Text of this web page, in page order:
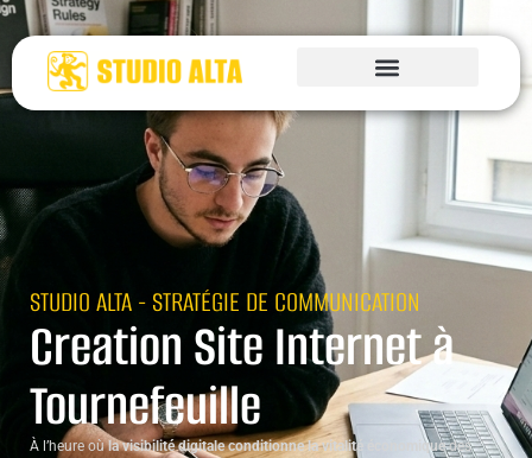
STUDIO ALTA - STRATÉGIE DE COMMUNICATION
Creation Site Internet à
Tournefeuille
À l’heure oùla visibilité digitale conditionne la vitalité économiquedes